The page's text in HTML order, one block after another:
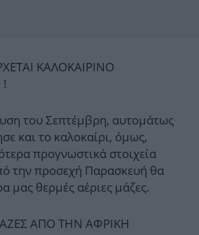
ΚΑΛΟΚΑΙΡΙΝΟ
του Σεπτέμβρη, αυτομάτως
και το καλοκαίρι, όμως,
προγνωστικά στοιχεία
την προσεχή Παρασκευή θα
μας θερμές αέριες μάζες.
ΑΠΟ ΤΗΝ ΑΦΡΙΚΗ